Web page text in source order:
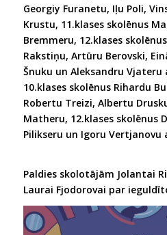
Georgiy Furanetu, Iļu Poli,
Krustu, 11.klases skolēnus
Bremmeru, 12.klases
Rakstiņu, Artūru Berovski,
Šnuku un Aleksandru
10.klases skolēnus Rihardu
Robertu Treizi, Albertu
Matheru, 12.klases skolēnus
Pilikseru un Igoru
Paldies skolotājām Jolantai
Laurai Fjodorovai par